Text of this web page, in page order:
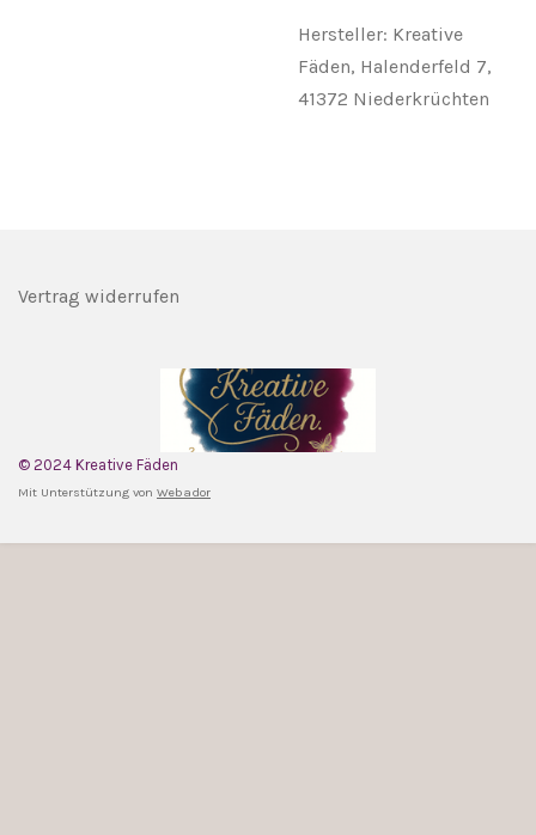
Hersteller: Kreative
Fäden, Halenderfeld 7,
41372 Niederkrüchten
Vertrag widerrufen
© 2024 Kreative Fäden
Mit Unterstützung von Webador